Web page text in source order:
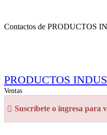
Contactos de PRODUCTOS
PRODUCTOS
Ventas
Suscríbete o ingresa para